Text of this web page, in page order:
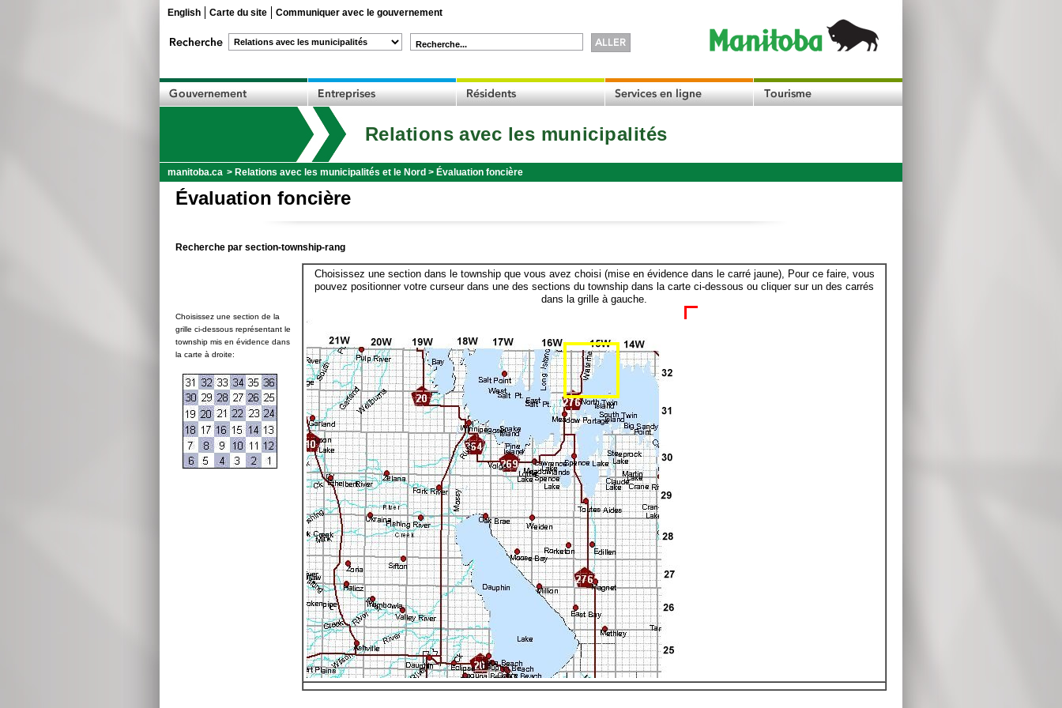
English Carte du site Communiquer avec le gouvernement
Recherche...
Relations avec les municipalités
manitoba.ca > Relations avec les municipalités et le Nord > Évaluation foncière
Évaluation foncière
Recherche par section-township-rang
Choisissez une section de la
grille ci-dessous représentant le
township mis en évidence dans
la carte à droite:
Choisissez une section dans le township que vous avez choisi (mise en évidence dans le carré jaune), Pour ce faire, vous
pouvez positionner votre curseur dans une des sections du township dans la carte ci-dessous ou cliquer sur un des carrés
dans la grille à gauche.